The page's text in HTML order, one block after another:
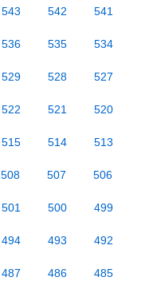
543 542 541
536 535 534
529 528 527
522 521 520
515 514 513
508 507 506
501 500 499
494 493 492
487 486 485